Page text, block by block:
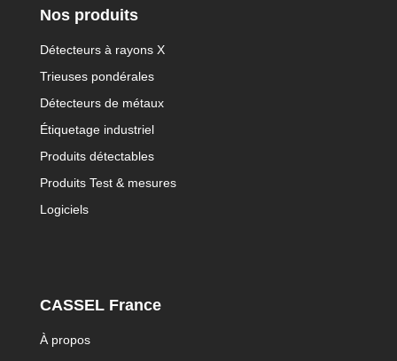
Nos produits
Détecteurs à rayons X
Trieuses pondérales
Détecteurs de métaux
Étiquetage industriel
Produits détectables
Produits Test & mesures
Logiciels
CASSEL France
À propos